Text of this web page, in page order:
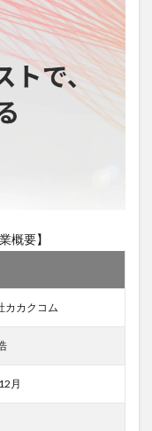
概要】
カカクコム
月